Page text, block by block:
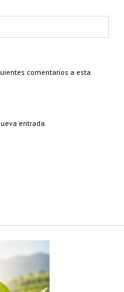
comentarios a esta
entrada.